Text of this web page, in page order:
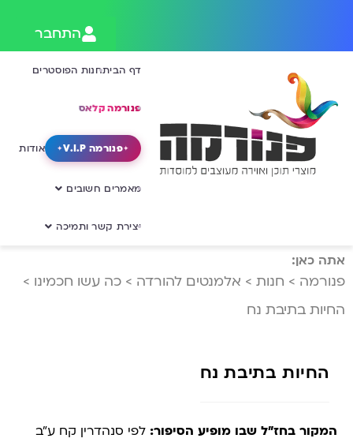
התחבר
דף הביתחנות הפוסטרים
פנורמה קלאס
פנורמה V.I.P אודות
מאמרים חשובים
יצירת קשר ותמיכה
אתה כאן:
פנורמה > חנות > אלמנטים להורדה > כה עשו חכמינו >
החיות בתיבת נח
החיות בתיבת נח
המקור בחז”ל שבו מופיע הסיפור: לפי סנהדרין קח ע”ב